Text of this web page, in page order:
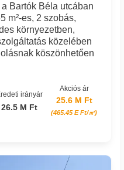
Bartók Béla utcában
m²-es, 2 szobás,
környezetben,
közelében
köszönhetően
irányár
26.5 M Ft
Akciós ár
25.6 M Ft
(465.45 E Ft/㎡)